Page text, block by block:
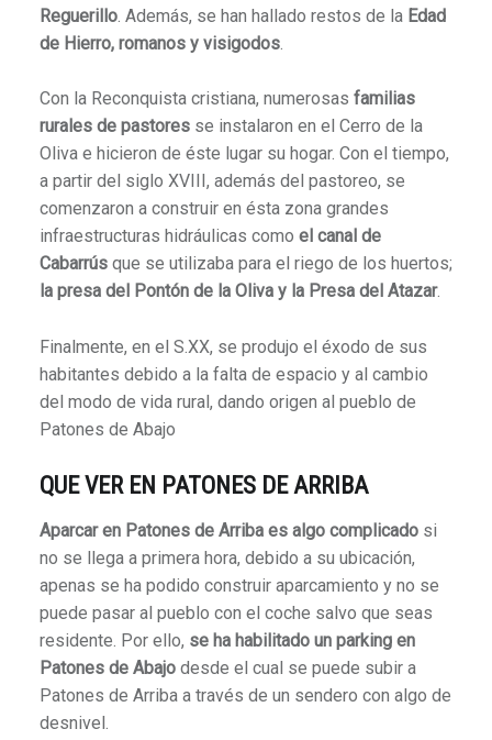
Reguerillo. Además, se han hallado restos de la Edad
de Hierro, romanos y visigodos.
Con la Reconquista cristiana, numerosas familias
rurales de pastoresse instalaron en el Cerro de la
Oliva e hicieron de éste lugar su hogar. Con el tiempo,
a partir del siglo XVIII, además del pastoreo, se
comenzaron a construir en ésta zona grandes
infraestructuras hidráulicas como el canal de
Cabarrúsque se utilizaba para el riego de los huertos;
la presa del Pontón de la Oliva y la Presa del Atazar.
Finalmente, en el S.XX, se produjo el éxodo de sus
habitantes debido a la falta de espacio y al cambio
del modo de vida rural, dando origen al pueblo de
Patones de Abajo
QUE VEREN PATONES DE ARRIBA
Aparcar en Patones de Arriba es algo complicadosi
no se llega a primera hora, debido a su ubicación,
apenas se ha podido construir aparcamiento y no se
puede pasar al pueblo con el coche salvo que seas
residente. Por ello, se ha habilitado un parking en
Patones de Abajodesde el cual se puede subir a
Patones de Arriba a través de un sendero con algo de
desnivel.